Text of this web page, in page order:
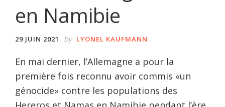
en Namibie
29 JUIN 2021 by LYONEL KAUFMANN
En mai dernier, l’Allemagne a pour la
première fois reconnu avoir commis «un
génocide» contre les populations des